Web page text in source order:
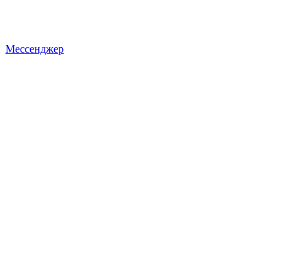
Мессенджер